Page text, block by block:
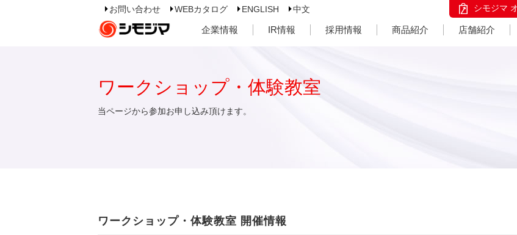
お問い合わせ WEBカタログ ENGLISH 中文 シモジマ
企業情報 IR情報 採用情報 商品紹介 店舗紹介
ワークショップ・体験教室
当ページから参加お申し込み頂けます。
ワークショップ・体験教室 開催情報